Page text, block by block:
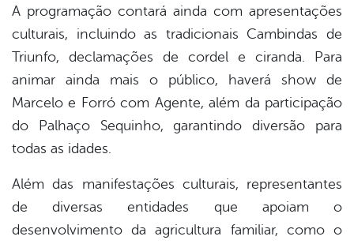
A programação contará ainda com apresentações
culturais, incluindo as tradicionais Cambindas de
Triunfo, declamações de cordel e ciranda. Para
animar ainda mais o público, haverá show de
Marcelo e Forró com Agente, além da participação
do Palhaço Sequinho, garantindo diversão para
todas as idades.
Além das manifestações culturais, representantes
de diversas entidades que apoiam o
desenvolvimento da agricultura familiar, como o